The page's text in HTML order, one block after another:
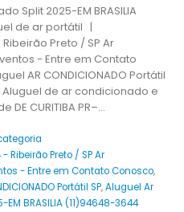
Split 2025-EM BRASILIA
de ar portátil |
Preto / SP Ar
- Entre em Contato
AR CONDICIONADO Portátil
Aluguel de ar condicionado e
CURITIBA PR–...
Ribeirão Preto / SP Ar
- Entre em Contato Conosco,
Portátil SP,Aluguel Ar
BRASILIA (11)94648-3644